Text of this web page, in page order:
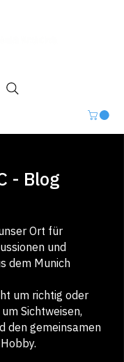
- Blog
Ort für
und
dem Munich
um richtig oder
Sichtweisen,
den gemeinsamen